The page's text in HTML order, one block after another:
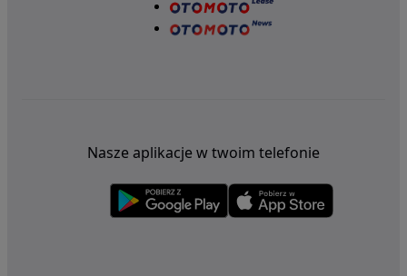
Nasze aplikacje w twoim telefonie